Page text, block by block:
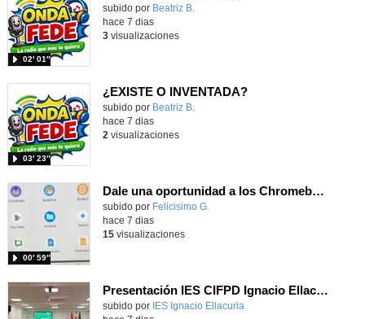
Contenido educativo.
subido por Beatriz B.
02′ 01″
hace 7 dias
3visualizaciones
¿EXISTE O INVENTADA?
Contenido educativo.
subido por Beatriz B.
03′ 23″
hace 7 dias
2 visualizaciones
Dale una oportunidad a los Chromebooks y utiliza un proyector para realizar talleres si no tienes pantallas táctiles
Contenido educativo.
subido por Felicisimo G.
00′ 59″
hace 7 dias
15visualizaciones
Presentación IES CIFPD Ignacio Ellacuría
Contenido educativo.
subido por IES Ignacio Ellacuria